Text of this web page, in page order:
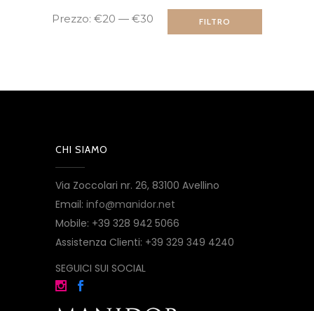
Prezzo
Min
Prezzo
Max FILTRO
Prezzo: €20 — €30
CHI SIAMO
Via Zoccolari nr. 26, 83100 Avellino
Email: info@manidor.net
Mobile: +39 328 942 5066
Assistenza Clienti: +39 329 349 4240
SEGUICI SUI SOCIAL